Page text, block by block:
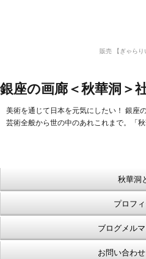
販売 【ぎゃらり
銀座の画廊＜秋華洞＞
美術を通じて日本を元気にしたい！ 銀座
芸術全般から世の中のあれこれまで。「秋
秋華洞
プロフ
ブログメル
お問い合わせ